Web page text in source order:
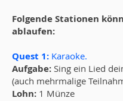
Folgende Stationen
ablaufen:
Quest 1: Karaoke.
Aufgabe: Sing ein Lied
(auch mehrmalige
Lohn: 1 Münze